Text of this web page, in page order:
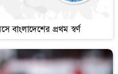
বাংলাদেশের প্রথম স্বর্ণ